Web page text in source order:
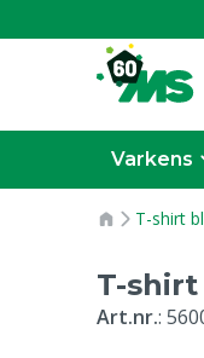
Varkens
T-shirt
T-shirt
Art.nr.: